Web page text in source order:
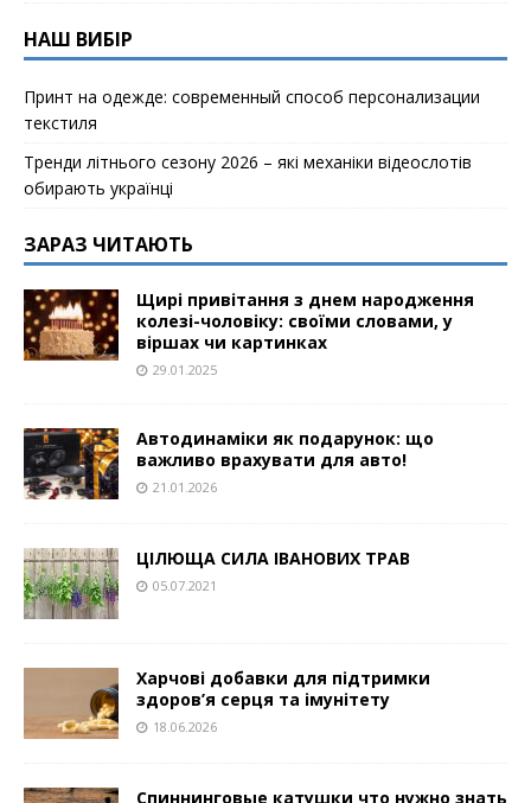
НАШ ВИБІР
Принт на одежде: современный способ персонализации
текстиля
Тренди літнього сезону 2026 – які механіки відеослотів
обирають українці
ЗАРАЗ ЧИТАЮТЬ
Щирі привітання з днем народження
колезі-чоловіку: своїми словами, у
віршах чи картинках
29.01.2025
Автодинаміки як подарунок: що
важливо врахувати для авто!
21.01.2026
ЦІЛЮЩА СИЛА ІВАНОВИХ ТРАВ
05.07.2021
Харчові добавки для підтримки
здоров’я серця та імунітету
18.06.2026
Спиннинговые катушки что нужно знать